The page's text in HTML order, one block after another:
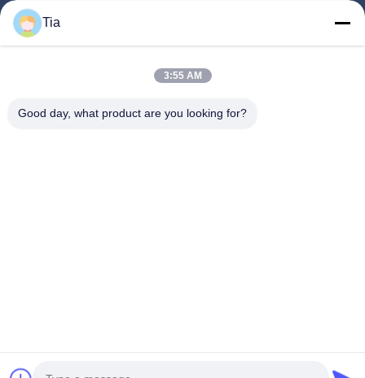
Szybkie Linki
Produkty
Tia
3:55 AM
Good day, what product are you looking for?